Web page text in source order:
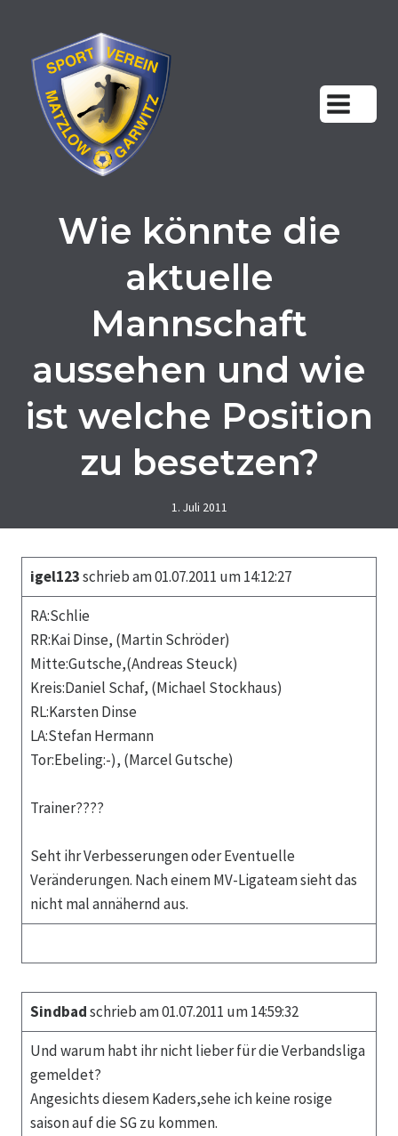
springen
Wie könnte die
aktuelle
Mannschaft
aussehen und wie
ist welche Position
zu besetzen?
1. Juli 2011
igel123schrieb am 01.07.2011 um 14:12:27
RA:Schlie
RR:Kai Dinse, (Martin Schröder)
Mitte:Gutsche,(Andreas Steuck)
Kreis:Daniel Schaf, (Michael Stockhaus)
RL:Karsten Dinse
LA:Stefan Hermann
Tor:Ebeling:-), (Marcel Gutsche)
Trainer????
Seht ihr Verbesserungen oder Eventuelle
Veränderungen. Nach einem MV-Ligateam sieht das
nicht mal annähernd aus.
Sindbadschrieb am 01.07.2011 um 14:59:32
Und warum habt ihr nicht lieber für die Verbandsliga
gemeldet?
Angesichts diesem Kaders,sehe ich keine rosige
saison auf die SG zu kommen.